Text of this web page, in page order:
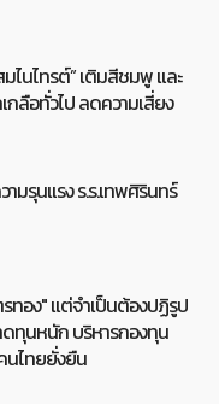
มไนไทรต์” เติมสีชมพู และ
ลือทั่วไป ลดความเสี่ยง
มรุนแรง ร.ร.เทพศิรินทร์
ทอง" แต่จำเป็นต้องปฏิรูป
ทุนหนัก บริหารกองทุน
นไทยยั่งยืน